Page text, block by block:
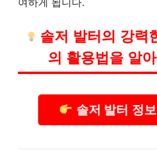
여하게 됩니다.
솔저 발터의 강력
의 활용법을 알
솔저 발터 정